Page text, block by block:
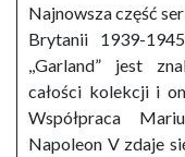
Najnowsza część
Brytanii 1939-
,,Garland” jest
całości kolekcji i
Współpraca
Napoleon V zdaje